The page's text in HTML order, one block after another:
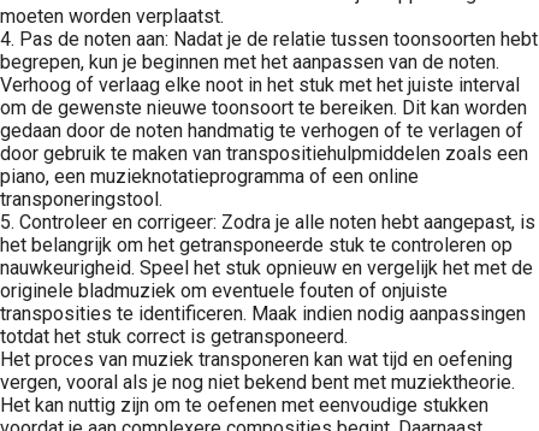
moeten worden verplaatst.
4. Pas de noten aan: Nadat je de relatie tussen toonsoorten hebt
begrepen, kun je beginnen met het aanpassen van de noten.
Verhoog of verlaag elke noot in het stuk met het juiste interval
om de gewenste nieuwe toonsoort te bereiken. Dit kan worden
gedaan door de noten handmatig te verhogen of te verlagen of
door gebruik te maken van transpositiehulpmiddelen zoals een
piano, een muzieknotatieprogramma of een online
transponeringstool.
5. Controleer en corrigeer: Zodra je alle noten hebt aangepast, is
het belangrijk om het getransponeerde stuk te controleren op
nauwkeurigheid. Speel het stuk opnieuw en vergelijk het met de
originele bladmuziek om eventuele fouten of onjuiste
transposities te identificeren. Maak indien nodig aanpassingen
totdat het stuk correct is getransponeerd.
Het proces van muziek transponeren kan wat tijd en oefening
vergen, vooral als je nog niet bekend bent met muziektheorie.
Het kan nuttig zijn om te oefenen met eenvoudige stukken